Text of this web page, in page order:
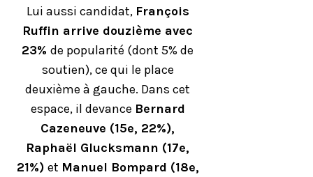
Lui aussi candidat, François
Ruffin arrive douzième avec
23%de popularité (dont 5% de
soutien), ce qui le place
deuxième à gauche. Dans cet
espace, il devance Bernard
Cazeneuve (15e, 22%),
Raphaël Glucksmann (17e,
21%) et Manuel Bompard (18e,